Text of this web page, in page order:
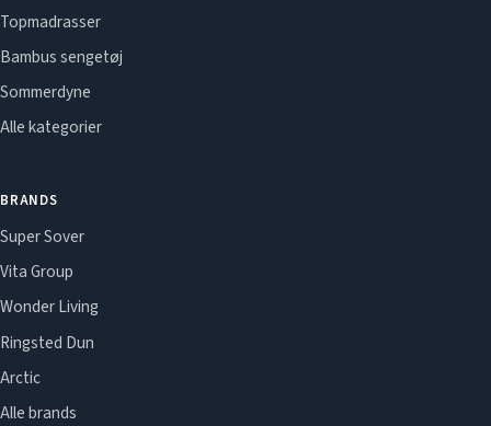
Topmadrasser
Bambus sengetøj
Sommerdyne
Alle kategorier
BRANDS
Super Sover
Vita Group
Wonder Living
Ringsted Dun
Arctic
Alle brands